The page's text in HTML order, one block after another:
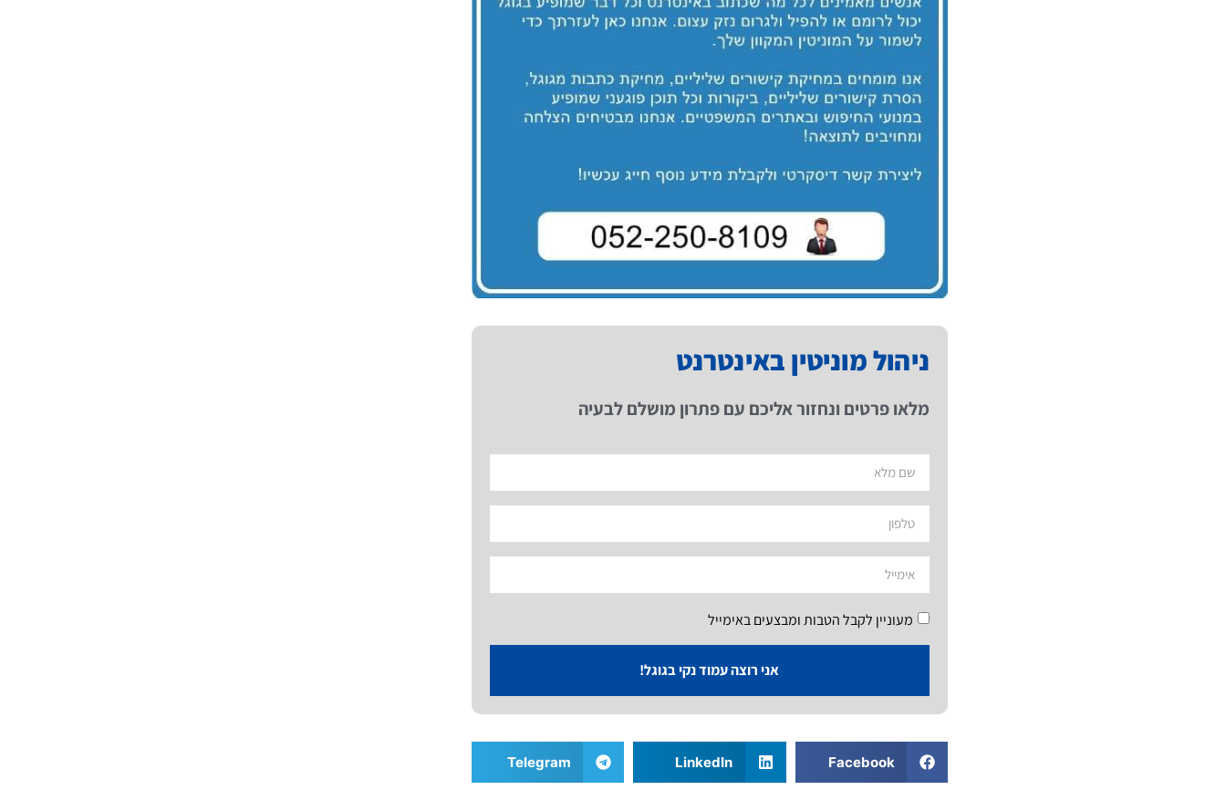
ניהול מוניטין באינטרנט
מלאו פרטים ונחזור אליכם עם פתרון מושלם לבעיה
מעוניין לקבל הטבות ומבצעים באימייל
אני רוצה עמוד נקי בגוגל!
Facebook
LinkedIn
Telegram